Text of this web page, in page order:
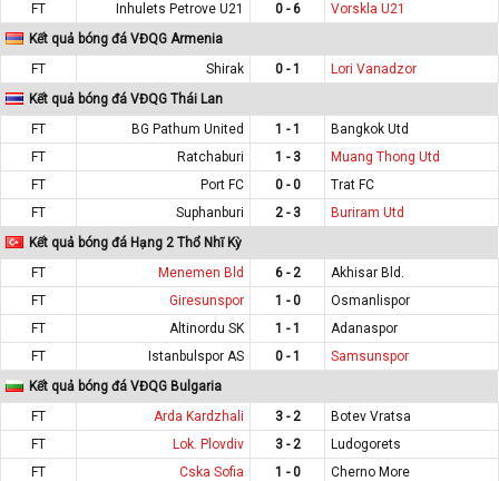
FT
Inhulets Petrove U21 0 - 6
Vorskla U21
Kết quả bóng đá VĐQG Armenia
FT
Shirak 0 - 1
Lori Vanadzor
Kết quả bóng đá VĐQG Thái Lan
FT
BG Pathum United 1 - 1
Bangkok Utd
FT
Ratchaburi 1 - 3
Muang Thong Utd
FT
Port FC 0 - 0
Trat FC
FT
Suphanburi 2 - 3
Buriram Utd
Kết quả bóng đá Hạng 2 Thổ Nhĩ Kỳ
FT
Menemen Bld 6 - 2
Akhisar Bld.
FT
Giresunspor 1 - 0
Osmanlispor
FT
Altinordu SK 1 - 1
Adanaspor
FT
Istanbulspor AS 0 - 1
Samsunspor
Kết quả bóng đá VĐQG Bulgaria
FT
Arda Kardzhali 3 - 2
Botev Vratsa
FT
Lok. Plovdiv 3 - 2
Ludogorets
FT
Cska Sofia 1 - 0
Cherno More